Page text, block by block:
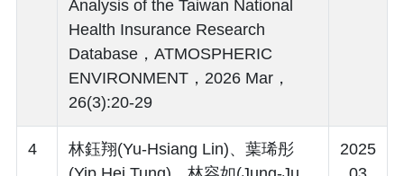
Analysis of the Taiwan National
Health Insurance Research
Database，ATMOSPHERIC
ENVIRONMENT，2026 Mar，
26(3):20-29
4
林鈺翔(Yu-Hsiang Lin)、葉琋彤
2025